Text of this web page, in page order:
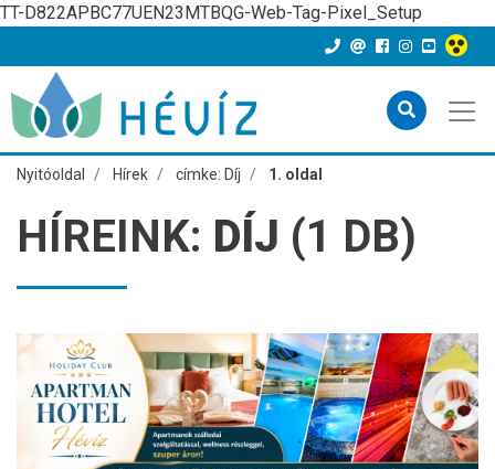
TT-D822APBC77UEN23MTBQG-Web-Tag-Pixel_Setup
Nyitóoldal Hírek címke: Díj 1. oldal
HÍREINK: DÍJ (1 DB)